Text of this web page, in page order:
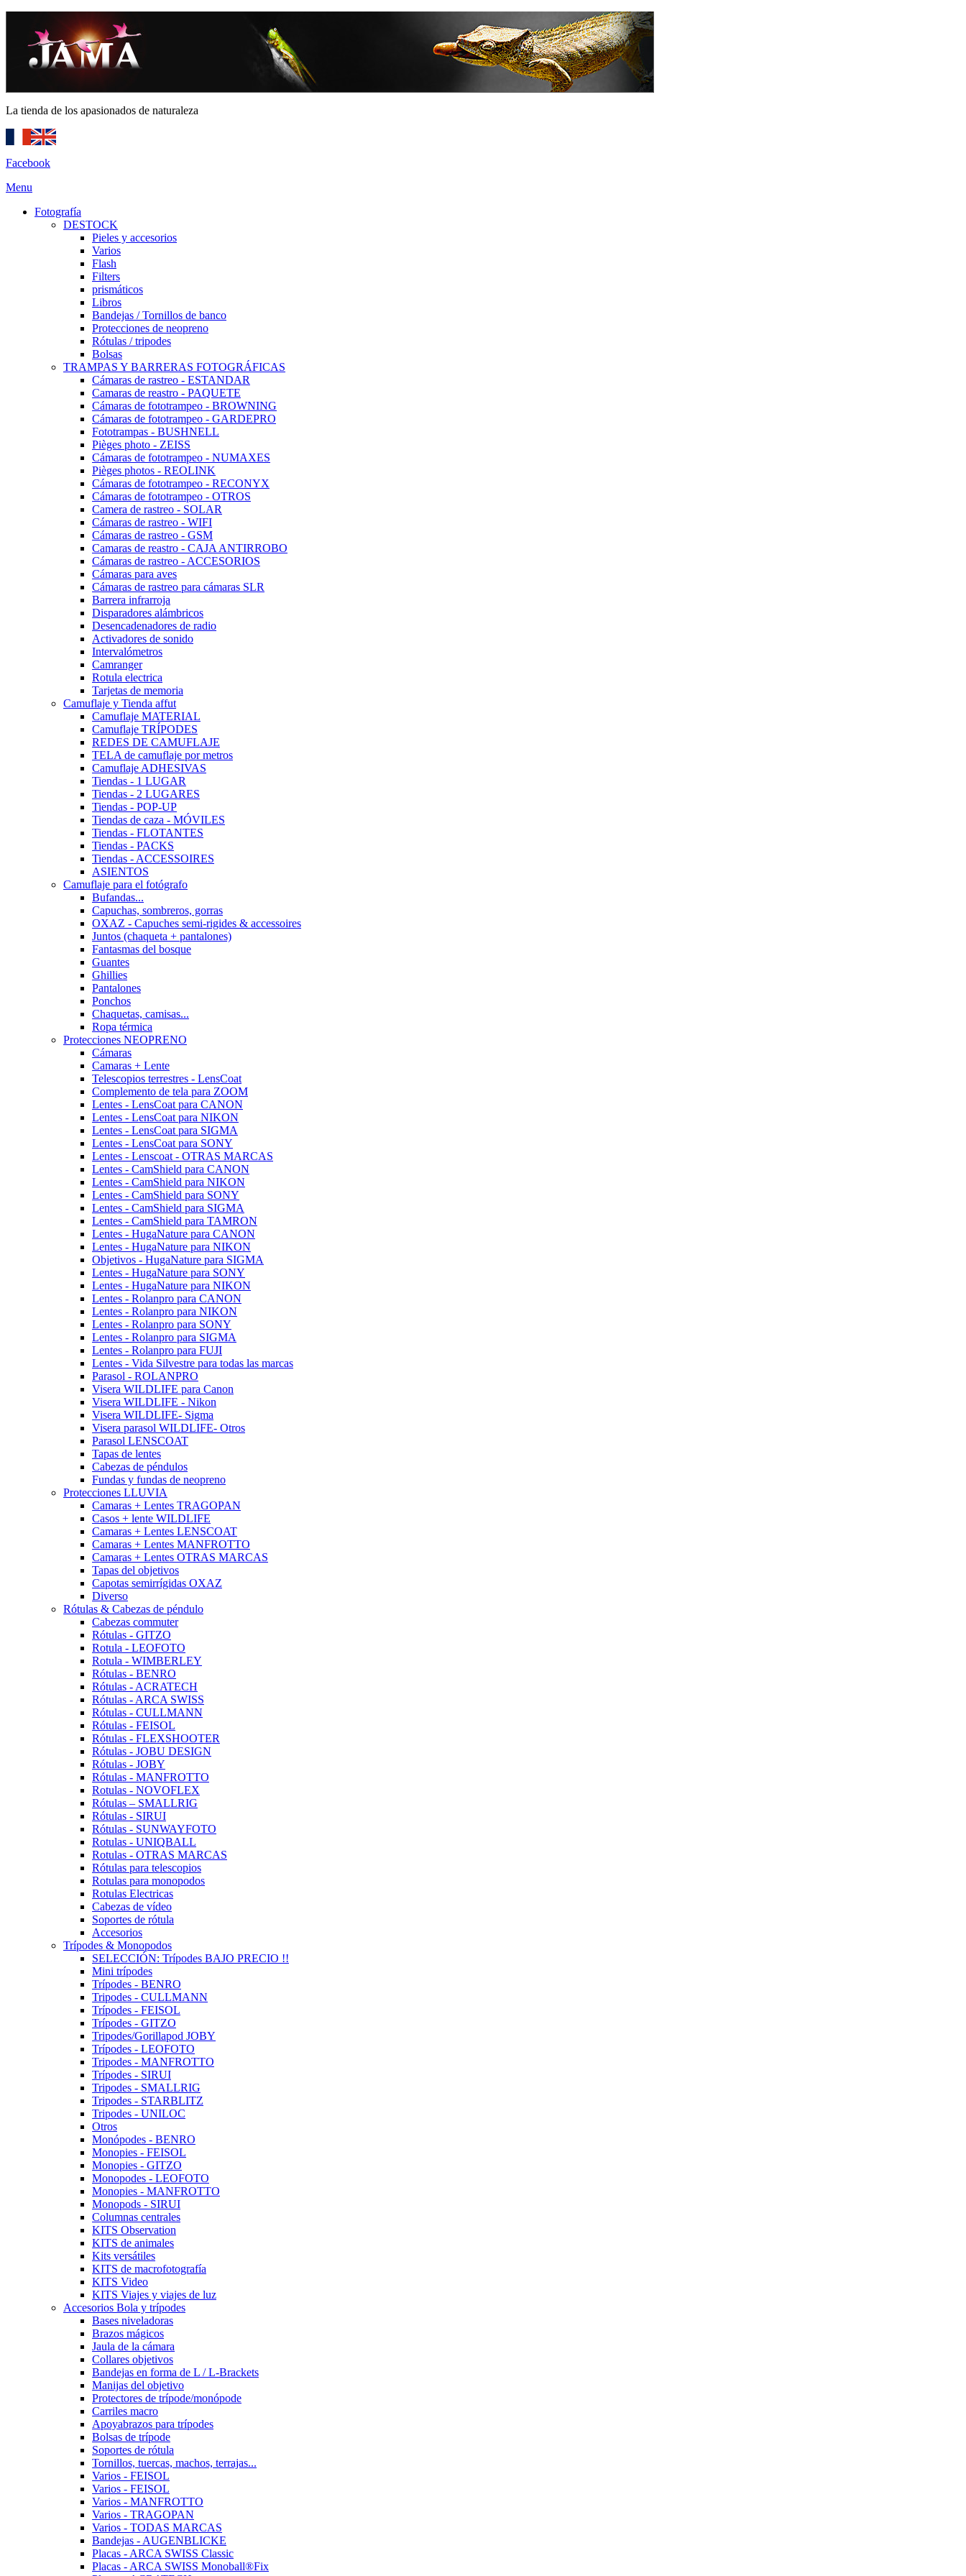
La tienda de los apasionados de naturaleza
Facebook
Menu
Fotografía
DESTOCK
Pieles y accesorios
Varios
Flash
Filters
prismáticos
Libros
Bandejas / Tornillos de banco
Protecciones de neopreno
Rótulas / tripodes
Bolsas
TRAMPAS Y BARRERAS FOTOGRÁFICAS
Cámaras de rastreo - ESTANDAR
Camaras de reastro - PAQUETE
Cámaras de fototrampeo - BROWNING
Cámaras de fototrampeo - GARDEPRO
Fototrampas - BUSHNELL
Pièges photo - ZEISS
Cámaras de fototrampeo - NUMAXES
Pièges photos - REOLINK
Cámaras de fototrampeo - RECONYX
Cámaras de fototrampeo - OTROS
Camera de rastreo - SOLAR
Cámaras de rastreo - WIFI
Cámaras de rastreo - GSM
Camaras de reastro - CAJA ANTIRROBO
Cámaras de rastreo - ACCESORIOS
Cámaras para aves
Cámaras de rastreo para cámaras SLR
Barrera infrarroja
Disparadores alámbricos
Desencadenadores de radio
Activadores de sonido
Intervalómetros
Camranger
Rotula electrica
Tarjetas de memoria
Camuflaje y Tienda affut
Camuflaje MATERIAL
Camuflaje TRÍPODES
REDES DE CAMUFLAJE
TELA de camuflaje por metros
Camuflaje ADHESIVAS
Tiendas - 1 LUGAR
Tiendas - 2 LUGARES
Tiendas - POP-UP
Tiendas de caza - MÓVILES
Tiendas - FLOTANTES
Tiendas - PACKS
Tiendas - ACCESSOIRES
ASIENTOS
Camuflaje para el fotógrafo
Bufandas...
Capuchas, sombreros, gorras
OXAZ - Capuches semi-rigides & accessoires
Juntos (chaqueta + pantalones)
Fantasmas del bosque
Guantes
Ghillies
Pantalones
Ponchos
Chaquetas, camisas...
Ropa térmica
Protecciones NEOPRENO
Cámaras
Camaras + Lente
Telescopios terrestres - LensCoat
Complemento de tela para ZOOM
Lentes - LensCoat para CANON
Lentes - LensCoat para NIKON
Lentes - LensCoat para SIGMA
Lentes - LensCoat para SONY
Lentes - Lenscoat - OTRAS MARCAS
Lentes - CamShield para CANON
Lentes - CamShield para NIKON
Lentes - CamShield para SONY
Lentes - CamShield para SIGMA
Lentes - CamShield para TAMRON
Lentes - HugaNature para CANON
Lentes - HugaNature para NIKON
Objetivos - HugaNature para SIGMA
Lentes - HugaNature para SONY
Lentes - HugaNature para NIKON
Lentes - Rolanpro para CANON
Lentes - Rolanpro para NIKON
Lentes - Rolanpro para SONY
Lentes - Rolanpro para SIGMA
Lentes - Rolanpro para FUJI
Lentes - Vida Silvestre para todas las marcas
Parasol - ROLANPRO
Visera WILDLIFE para Canon
Visera WILDLIFE - Nikon
Visera WILDLIFE- Sigma
Visera parasol WILDLIFE- Otros
Parasol LENSCOAT
Tapas de lentes
Cabezas de péndulos
Fundas y fundas de neopreno
Protecciones LLUVIA
Camaras + Lentes TRAGOPAN
Casos + lente WILDLIFE
Camaras + Lentes LENSCOAT
Camaras + Lentes MANFROTTO
Camaras + Lentes OTRAS MARCAS
Tapas del objetivos
Capotas semirrígidas OXAZ
Diverso
Rótulas & Cabezas de péndulo
Cabezas commuter
Rótulas - GITZO
Rotula - LEOFOTO
Rotula - WIMBERLEY
Rótulas - BENRO
Rótulas - ACRATECH
Rótulas - ARCA SWISS
Rótulas - CULLMANN
Rótulas - FEISOL
Rótulas - FLEXSHOOTER
Rótulas - JOBU DESIGN
Rótulas - JOBY
Rótulas - MANFROTTO
Rotulas - NOVOFLEX
Rótulas – SMALLRIG
Rótulas - SIRUI
Rótulas - SUNWAYFOTO
Rotulas - UNIQBALL
Rotulas - OTRAS MARCAS
Rótulas para telescopios
Rotulas para monopodos
Rotulas Electricas
Cabezas de vídeo
Soportes de rótula
Accesorios
Trípodes & Monopodos
SELECCIÓN: Trípodes BAJO PRECIO !!
Mini trípodes
Trípodes - BENRO
Tripodes - CULLMANN
Trípodes - FEISOL
Trípodes - GITZO
Tripodes/Gorillapod JOBY
Trípodes - LEOFOTO
Tripodes - MANFROTTO
Trípodes - SIRUI
Tripodes - SMALLRIG
Tripodes - STARBLITZ
Tripodes - UNILOC
Otros
Monópodes - BENRO
Monopies - FEISOL
Monopies - GITZO
Monopodes - LEOFOTO
Monopies - MANFROTTO
Monopods - SIRUI
Columnas centrales
KITS Observation
KITS de animales
Kits versátiles
KITS de macrofotografía
KITS Video
KITS Viajes y viajes de luz
Accesorios Bola y trípodes
Bases niveladoras
Brazos mágicos
Jaula de la cámara
Collares objetivos
Bandejas en forma de L / L-Brackets
Manijas del objetivo
Protectores de trípode/monópode
Carriles macro
Apoyabrazos para trípodes
Bolsas de trípode
Soportes de rótula
Tornillos, tuercas, machos, terrajas...
Varios - FEISOL
Varios - FEISOL
Varios - MANFROTTO
Varios - TRAGOPAN
Varios - TODAS MARCAS
Bandejas - AUGENBLICKE
Placas - ARCA SWISS Classic
Placas - ARCA SWISS Monoball®Fix